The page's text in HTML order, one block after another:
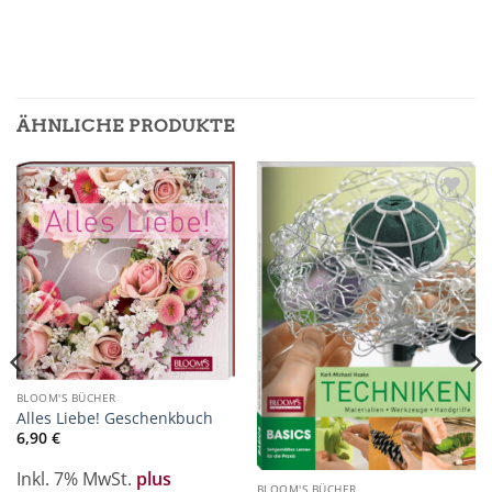
ÄHNLICHE PRODUKTE
Zur
Merkliste
hinzufügen
BLOOM'S BÜCHER
Alles Liebe! Geschenkbuch
6,90 €
Inkl. 7% MwSt. plus
Zur
Merkliste
hinzufügen
BLOOM'S BÜCHER